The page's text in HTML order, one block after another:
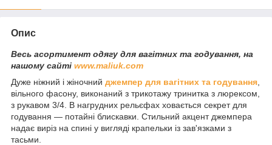
Опис
Весь асортимент одягу для вагітних та годування, на
нашому сайті www.maliuk.com
Дуже ніжний і жіночний джемпер для вагітних та годування
вільного фасону, виконаний з трикотажу тринитка з люрексом,
з рукавом 3/4. В нагрудних рельєфах ховається секрет для
годування ― потайні блискавки. Стильний акцент джемпера
надає виріз на спині у вигляді крапельки із зав'язками з
тасьми.